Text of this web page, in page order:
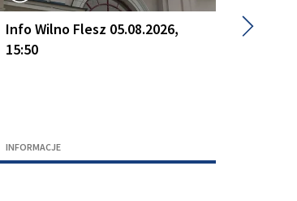
Info Wilno Flesz 05.08.2026,
15:50
INFORMACJE
Info
▶